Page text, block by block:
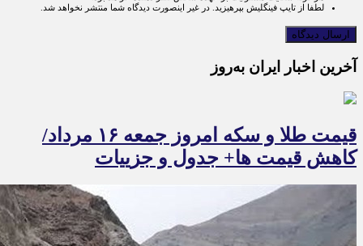
لطفا از تایپ فینگلیش بپرهیزید. در غیر اینصورت دیدگاه شما منتشر نخواهد شد.
آخرین اخبار ایران به‌روز
قیمت طلا و سکه امروز جمعه ۱۶ مرداد/
کاهش قیمت ها+ جدول و جزییات